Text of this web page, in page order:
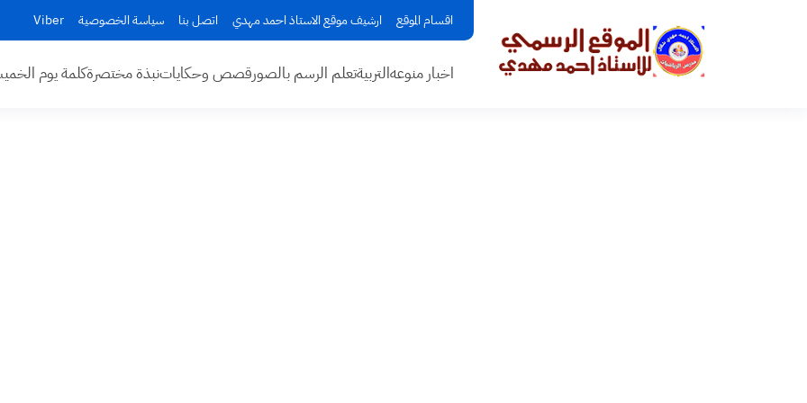
اقسام الموقع ارشيف موقع الاستاذ احمد مهدي اتصل بنا سياسة الخصوصية Viber
اخبار منوعهالتربيةتعلم الرسم بالصورقصص وحكاياتنبذة مختصرةكلمة يوم